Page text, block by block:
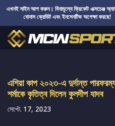
এখনই সাইন আপ করুন। বিনামূল্যে ক্রিকেট এক্সচেঞ্জ
বোনাস ক্রেডিট এবং ইনসেনটিভ অপেক্ষা করছে!
এশিয়া কাপ ২০২৩-এ দুর্দান্ত
শর্মাকে কৃতিত্ব দিলেন কুলদীপ যাদব
সেপ্টে. 17, 2023